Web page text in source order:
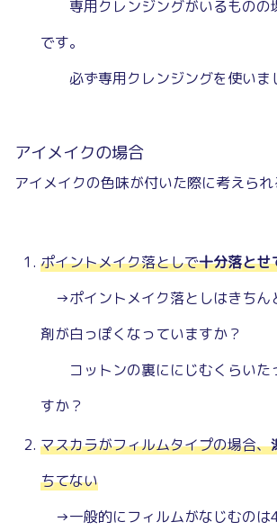
専用クレンジングがいるものの
です。
必ず専用クレンジングを使いま
アイメイクの場合
アイメイクの色味が付いた際に考えら
ポイントメイク落としで十分落とせ
→ポイントメイク落としはきちん
剤が白っぽくなっていますか？
コットンの裏ににじむくらいた
すか？
マスカラがフィルムタイプの場合、
ちてない
→一般的にフィルムがなじむのは